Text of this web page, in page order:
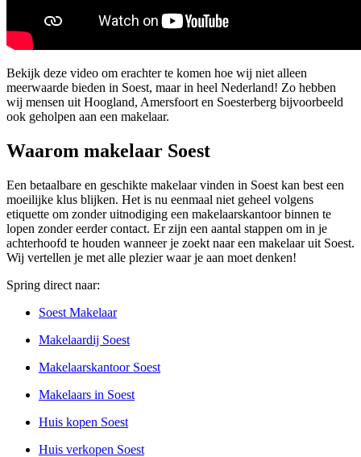
Bekijk deze video om erachter te komen hoe wij niet alleen
meerwaarde bieden in Soest, maar in heel Nederland! Zo hebben
wij mensen uit Hoogland, Amersfoort en Soesterberg bijvoorbeeld
ook geholpen aan een makelaar.
Waarom makelaar Soest
Een betaalbare en geschikte makelaar vinden in Soest kan best een
moeilijke klus blijken. Het is nu eenmaal niet geheel volgens
etiquette om zonder uitnodiging een makelaarskantoor binnen te
lopen zonder eerder contact. Er zijn een aantal stappen om in je
achterhoofd te houden wanneer je zoekt naar een makelaar uit Soest.
Wij vertellen je met alle plezier waar je aan moet denken!
Spring direct naar:
Soest Makelaar
Makelaardij Soest
Makelaarskantoor Soest
Makelaars in Soest
Huis kopen Soest
Huis verkopen Soest